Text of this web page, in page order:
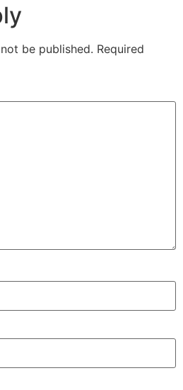
be published. Required